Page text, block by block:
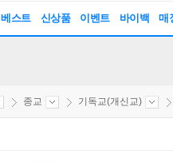
베스트 신상품 이벤트 바이백 매
종교 기독교(개신교)